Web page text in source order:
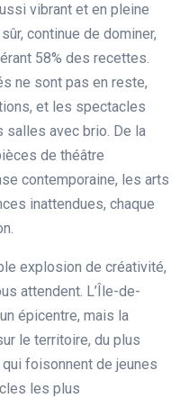
vibrant et en pleine
continue de dominer,
58% des recettes.
ne sont pas en reste,
et les spectacles
salles avec brio. De la
de théâtre
contemporaine, les arts
inattendues, chaque
explosion de créativité,
attendent. L’Île-de-
épicentre, mais la
le territoire, du plus
foisonnent de jeunes
les plus